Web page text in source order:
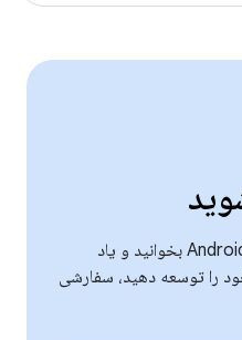
درباره پروژه منبع باز Android (AOSP) بخوانید و یاد
را توسعه دهید، سفارشی